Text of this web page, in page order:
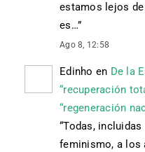
estamos lejos de
es…”
Ago 8, 12:58
Edinho en De la
“recuperación
“regeneración
“Todas, incluidas
feminismo, a los